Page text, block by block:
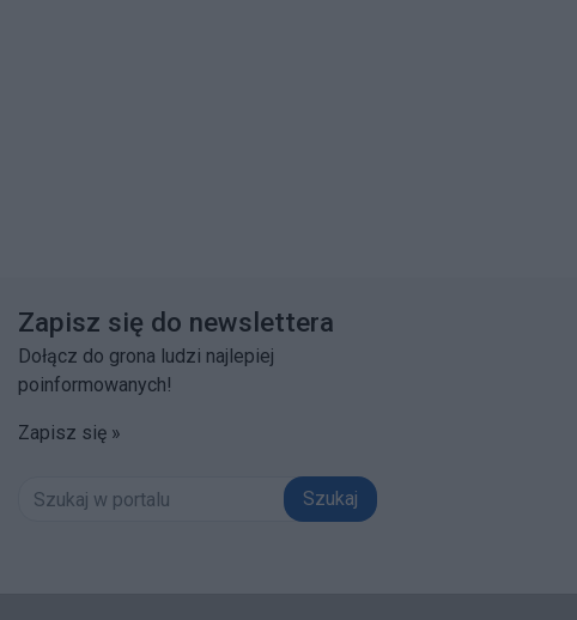
Zapisz się do newslettera
Dołącz do grona ludzi najlepiej
poinformowanych!
Zapisz się »
Szukaj